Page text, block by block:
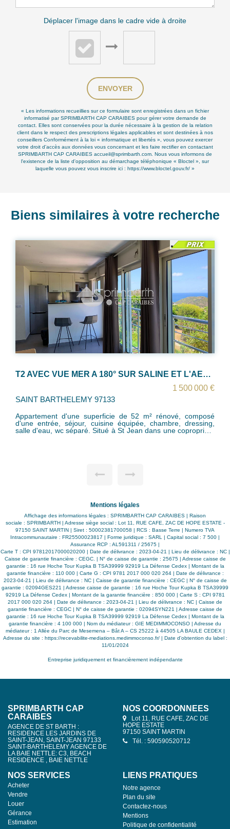
Déplacer l'image dans le cadre vide à droite
ENVOYER
« Les informations recueillies sur ce formulaire sont enregistrées dans un fichier
informatisé par SPRIMBARTH CAP CARAIBES pour gérer votre demande de
contact. Elles sont conservées pour la durée nécessaire à la gestion de la relation
client dans le respect des prescriptions légales applicables et sont destinées à nos
conseillers Conformément à la loi « informatique et libertés », vous pouvez exercer
votre droit d'accès aux données vous concernant et les faire rectifier en contactant
SPRIMBARTH CAP CARAIBES accueil@sprimbarth.com. Nous vous informons de
l'existence de la liste d'opposition au démarchage téléphonique « Bloctel », sur
laquelle vous pouvez vous inscrire ici : https://www.bloctel.gouv.fr/ »
Biens similaires à votre recherche
ANSE MARCEL - APT 2 CHB HAUT DE GAMME AVEC VUE MER
485 000 €
SAINT MARTIN 97150
Dans un lotissement calme et sécurisé, idéalement situé
dans un site exclusif, nous vous proposons un programme
neuf de construction aux prestations HAUT DE GAMME; La
type T3 d'une surface habitable de 65.10m² (hors terrasse
, une salle de bain/wc et 1 grande terrasse couverte de
sera exceptionnel et rare à St Martin avec une vue sur toute
la baie et la mer des Caraïbes. Autres biens en vente T2 , T3
et T4 . Livraison 2025 Prix : de 340 000 € à 820 000 €
Rentabilité : ± 3 % (hors défiscalisation) Possibilité de
garanties locatives Possibilité de Défiscalisation : Loi Pinel
Outre-Mer : défiscalisez jusqu'à 75 000 € sur 12 ans. Loi
Girardin IS hors plafonnement : défiscalisez jusqu'à 205 000
€ reportables. Opportunité à saisir!
Mentions légales
Affichage des informations légales : SPRIMBARTH CAP CARAIBES | Raison
sociale : SPRIMBARTH | Adresse siège social : Lot 11, RUE CAFE, ZAC DE HOPE ESTATE -
97150 SAINT MARTIN | Siret : 50002381700058 | RCS : Basse Terre | Numero TVA
Intracommunautaire : FR25500023817 | Forme juridique : SARL | Capital social : 7 500 |
Assurance RCP : AL591311 / 25675 |
Carte T : CPI 97812017000020200 | Date de délivrance : 2023-04-21 | Lieu de délivrance : NC |
Caisse de garantie financière : CEGC. | N° de caisse de garantie : 25675 | Adresse caisse de
garantie : 16 rue Hoche Tour Kupka B TSA39999 92919 La Défense Cedex | Montant de la
garantie financière : 110 000 | Carte G : CPI 9781 2017 000 020 264 | Date de délivrance :
2023-04-21 | Lieu de délivrance : NC | Caisse de garantie financière : CEGC | N° de caisse de
garantie : 02094GES221 | Adresse caisse de garantie : 16 rue Hoche Tour Kupka B TSA39999
92919 La Défense Cedex | Montant de la garantie financière : 850 000 | Carte S : CPI 9781
2017 000 020 264 | Date de délivrance : 2023-04-21 | Lieu de délivrance : NC | Caisse de
garantie financière : CEGC | N° de caisse de garantie : 02094SYN221 | Adresse caisse de
garantie : 16 rue Hoche Tour Kupka B TSA39999 92919 La Défense Cedex | Montant de la
garantie financière : 4 100 000 | Nom du médiateur : GIE MEDIMMOCONSO | Adresse du
médiateur : 1 Allée du Parc de Mesemena – Bât A – CS 25222 à 44505 LA BAULE CEDEX |
Adresse du site : https://recevabilite-mediations.medimmoconso.fr/| Date d'obtention du label :
11/01/2024
Entreprise juridiquement et financièrement indépendante
SPRIMBARTH CAP
CARAIBES
AGENCE DE ST BARTH :
RESIDENCE LES JARDINS DE
SAINT-JEAN, SAINT-JEAN 97133
SAINT-BARTHELEMY AGENCE DE
LA BAIE NETTLE: C3, BEACH
RESIDENCE , BAIE NETTLE
NOS COORDONNÉES
Lot 11, RUE CAFE, ZAC DE
HOPE ESTATE
97150 SAINT MARTIN
Tél. : 590590520712
NOS SERVICES
Acheter
Vendre
Louer
Gérance
Estimation
LIENS PRATIQUES
Notre agence
Plan du site
Contactez-nous
Mentions
Politique de confidentialité